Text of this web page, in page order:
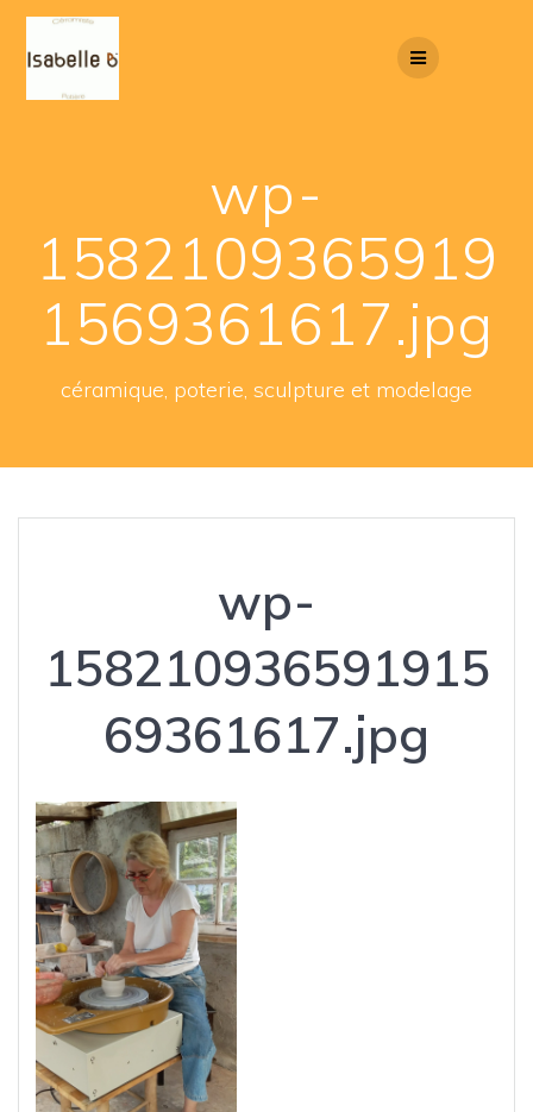
wp-
1582109365919
1569361617.jpg
céramique, poterie, sculpture et modelage
wp-
158210936591915
69361617.jpg